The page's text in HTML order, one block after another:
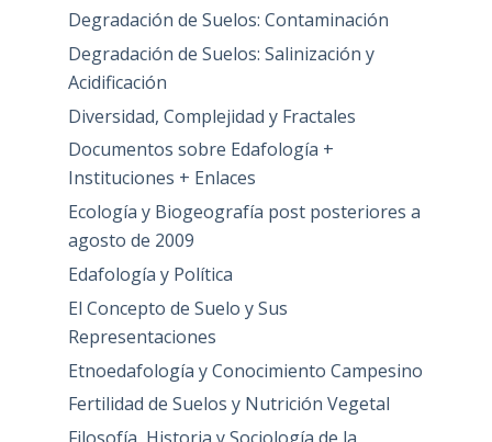
Degradación de Suelos: Contaminación
Degradación de Suelos: Salinización y
Acidificación
Diversidad, Complejidad y Fractales
Documentos sobre Edafología +
Instituciones + Enlaces
Ecología y Biogeografía post posteriores a
agosto de 2009
Edafología y Política
El Concepto de Suelo y Sus
Representaciones
Etnoedafología y Conocimiento Campesino
Fertilidad de Suelos y Nutrición Vegetal